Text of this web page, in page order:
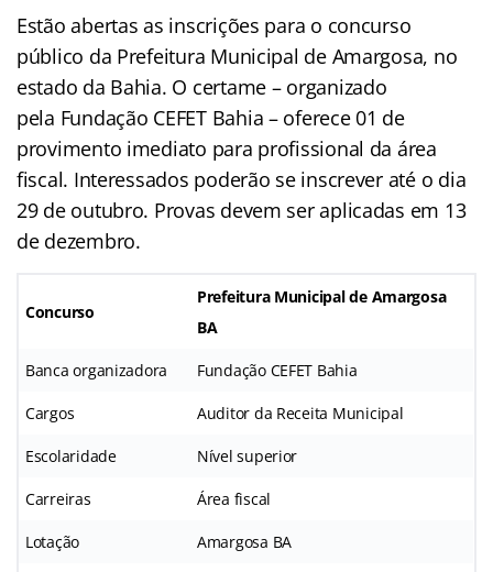
Estão abertas as inscrições para o concurso
público da Prefeitura Municipal de Amargosa, no
estado da Bahia. O certame – organizado
pela Fundação CEFET Bahia – oferece 01 de
provimento imediato para profissional da área
fiscal. Interessados poderão se inscrever até o dia
29 de outubro. Provas devem ser aplicadas em 13
de dezembro.
Concurso
Prefeitura Municipal de Amargosa
BA
Banca organizadora Fundação CEFET Bahia
Cargos Auditor da Receita Municipal
Escolaridade Nível superior
Carreiras Área fiscal
Lotação Amargosa BA